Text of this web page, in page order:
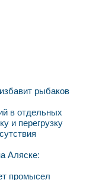
рыбаков
в отдельных
и перегрузку
Аляске:
промысел